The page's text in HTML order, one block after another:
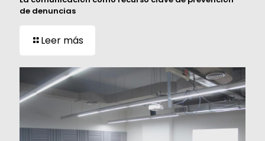
de denuncias
Leer más